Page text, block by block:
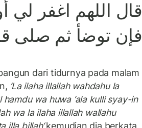
قال اللهم اغفر لي
فإن توضأ ثم صلى
dari tidurnya pada malam
‘La ilaha illallah wahdahu la
wa huwa ‘ala kulli syay-in
wa la ilaha illallah wallahu
illa billah‘kemudian dia berkata